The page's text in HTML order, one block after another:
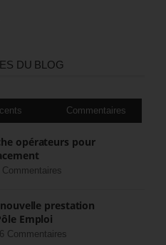
DU BLOG
Commentaires
opérateurs pour
Commentaires
prestation
Emploi
Commentaires